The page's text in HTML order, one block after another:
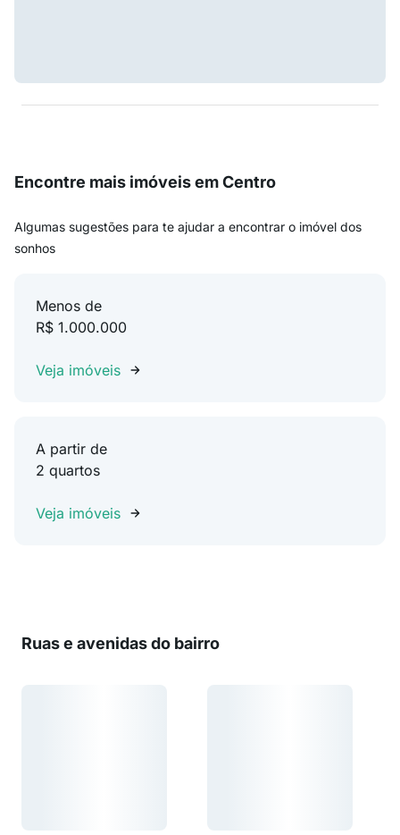
Encontre mais imóveis em Centro
Algumas sugestões para te ajudar a encontrar o imóvel dos
sonhos
Menos de
R$ 1.000.000
Veja imóveis
A partir de
2 quartos
Veja imóveis
Ruas e avenidas do bairro